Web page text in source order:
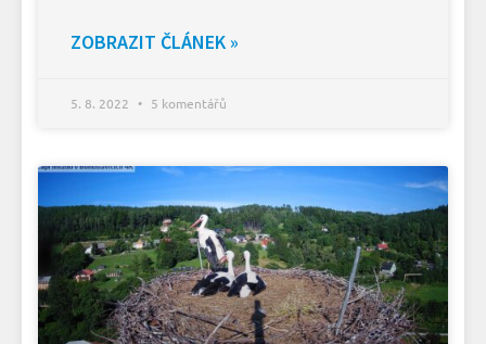
ZOBRAZIT ČLÁNEK »
5. 8. 2022 5 komentářů